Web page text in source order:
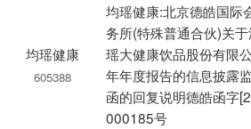
均瑶健康
605388
均瑶健康:北京德皓国际
务所(特殊普通合伙)关
瑶大健康饮品股份有限
年年度报告的信息披露
函的回复说明德皓函字
000185号